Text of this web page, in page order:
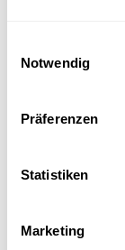
Notwendig
Präferenzen
Statistiken
Marketing